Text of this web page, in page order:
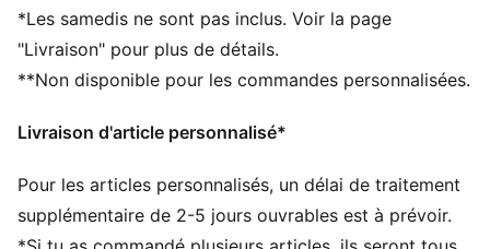
Serge
Longueur normale
Taille mi-haute
Détails brandés PUMA
*Les samedis ne sont pas inclus. Voir la page
"Livraison" pour plus de détails.
**Non disponible pour les commandes personnalisées.
Livraison d'article personnalisé*
Pour les articles personnalisés, un délai de traitement
supplémentaire de 2-5 jours ouvrables est à prévoir.